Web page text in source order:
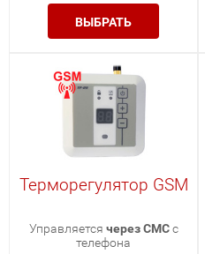
ВЫБРАТЬ
Терморегулятор GSM
Управляется через СМСс
телефона